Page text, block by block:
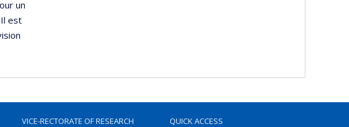
un
est
VICE-RECTORATE OF RESEARCH QUICK ACCESS